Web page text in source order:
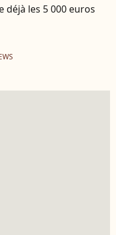
déjà les 5 000 euros